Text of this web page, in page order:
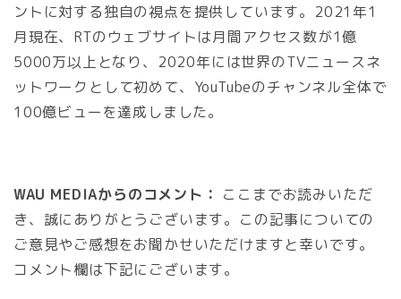
ントに対する独自の視点を提供しています。2021年1
月現在、RTのウェブサイトは月間アクセス数が1億
5000万以上となり、2020年には世界のTVニュースネ
ットワークとして初めて、YouTubeのチャンネル全体で
100億ビューを達成しました。
WAU MEDIAからのコメント： ここまでお読みいただ
き、誠にありがとうございます。この記事についての
ご意見やご感想をお聞かせいただけますと幸いです。
コメント欄は下記にございます。